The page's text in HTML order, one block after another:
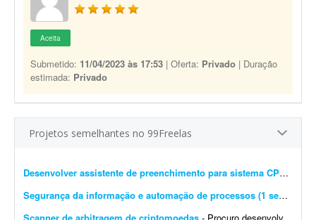
Aceita
Submetido: 11/04/2023 às 17:53 | Oferta: Privado | Duração
estimada: Privado
Projetos semelhantes no 99Freelas
Desenvolver assistente de preenchimento para sistema CPROEIS
Segurança da informação e automação de processos (1 semana)